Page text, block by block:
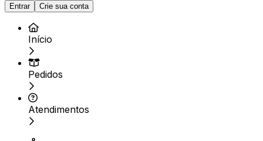
Entrar Crie sua conta
Início
Pedidos
Atendimentos